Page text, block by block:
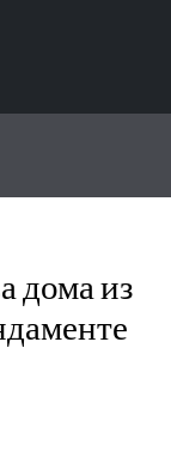
дома из